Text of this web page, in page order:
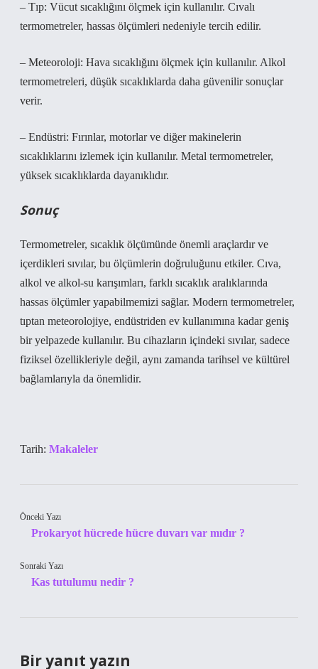
– Tıp: Vücut sıcaklığını ölçmek için kullanılır. Cıvalı
termometreler, hassas ölçümleri nedeniyle tercih edilir.
– Meteoroloji: Hava sıcaklığını ölçmek için kullanılır. Alkol
termometreleri, düşük sıcaklıklarda daha güvenilir sonuçlar
verir.
– Endüstri: Fırınlar, motorlar ve diğer makinelerin
sıcaklıklarını izlemek için kullanılır. Metal termometreler,
yüksek sıcaklıklarda dayanıklıdır.
Sonuç
Termometreler, sıcaklık ölçümünde önemli araçlardır ve
içerdikleri sıvılar, bu ölçümlerin doğruluğunu etkiler. Cıva,
alkol ve alkol-su karışımları, farklı sıcaklık aralıklarında
hassas ölçümler yapabilmemizi sağlar. Modern termometreler,
tıptan meteorolojiye, endüstriden ev kullanımına kadar geniş
bir yelpazede kullanılır. Bu cihazların içindeki sıvılar, sadece
fiziksel özellikleriyle değil, aynı zamanda tarihsel ve kültürel
bağlamlarıyla da önemlidir.
Tarih: Makaleler
Önceki Yazı
Prokaryot hücrede hücre duvarı var mıdır ?
Sonraki Yazı
Kas tutulumu nedir ?
Bir yanıt yazın